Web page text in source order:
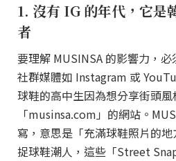
1. 沒有 IG 的年代，它是
者
要理解 MUSINSA 的影響力，必
社群媒體如 Instagram 或
球鞋的高中生因為想分享街頭
「musinsa.com」的網站。
寫，意思是「充滿球鞋照片的
捉球鞋潮人，這些「Street